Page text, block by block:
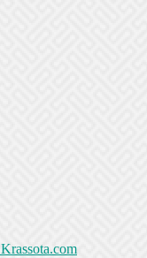
Krassota.com